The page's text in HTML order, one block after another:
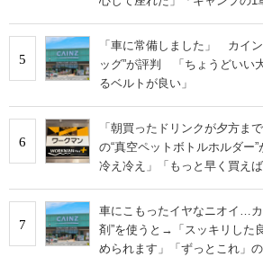
5
「車に常備しました」 カイ
ッグ”が評判 「ちょうどいい
るベルトが良い」
6
「朝買ったドリンクが夕方
の“真空ペットボトルホルダ
冷え冷え」「もっと早く買えば
7
車にこもったイヤなニオイ…
剤”を使うと→「スッキリした
められます」「ずっとこれ」